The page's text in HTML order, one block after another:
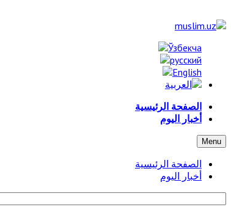
الصفحة الرئيسية
أخبار اليوم
Menu
الصفحة الرئيسية
أخبار اليوم